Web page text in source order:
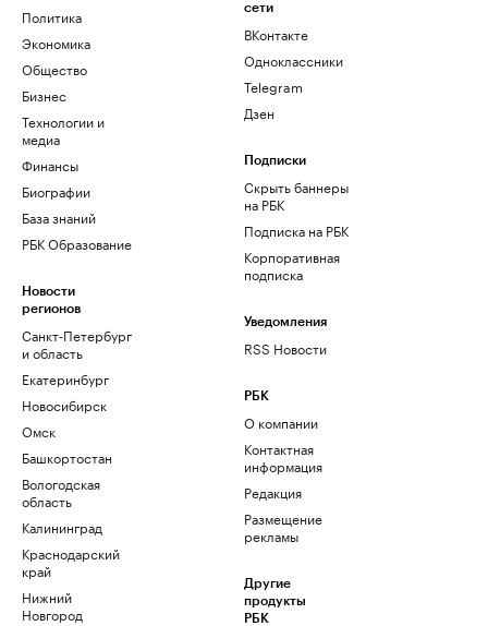
Политика
Экономика
Общество
Бизнес
Технологии и
медиа
Финансы
Биографии
База знаний
РБК Образование
Новости
регионов
Санкт-Петербург
и область
Екатеринбург
Новосибирск
Омск
Башкортостан
Вологодская
область
Калининград
Краснодарский
край
Нижний
Новгород
сети
ВКонтакте
Одноклассники
Telegram
Дзен
Подписки
Скрыть баннеры
на РБК
Подписка на РБК
Корпоративная
подписка
Уведомления
RSS Новости
РБК
О компании
Контактная
информация
Редакция
Размещение
рекламы
Другие
продукты
РБК